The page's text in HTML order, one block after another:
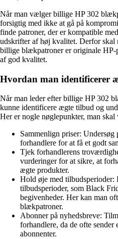
Når man vælger billige HP 302
forsigtig med ikke at gå på
finde patroner, der er kompatible
udskrifter af høj kvalitet. Derfor
billige blækpatroner er originale HP-
af god kvalitet.
Hvordan man identificerer
Når man leder efter billige HP 302
kunne identificere ægte tilbud og
Her er nogle nøglepunkter, man
Sammenlign priser: Undersøg
forhandlere for at få et godt
Tjek forhandlerens
vurderinger for at sikre, at
ægte produkter.
Hold øje med
tilbudsperioder, som Black
begivenheder. Her kan man
blækpatroner.
Abonner på nyhedsbreve:
forhandlere, da de ofte
abonnenter.